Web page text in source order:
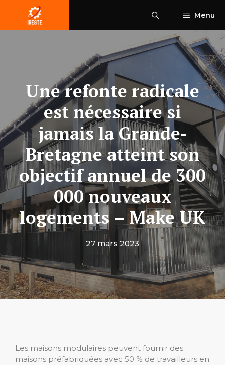
contenu
Menu
Une refonte radicale
est nécessaire si
jamais la Grande-
Bretagne atteint son
objectif annuel de 300
000 nouveaux
logements – Make UK
27 mars 2023
Les maisons modulaires peuvent fournir des
maisons préfabriquées avec 50 % de travailleurs en